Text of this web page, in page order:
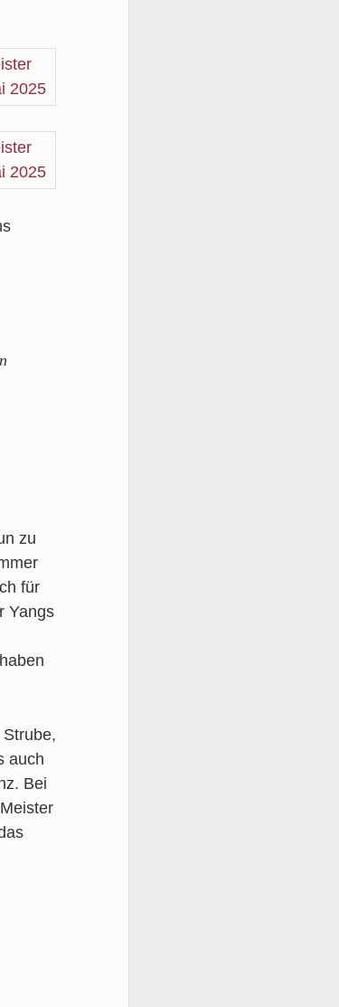
zu
für
Yangs
auch
Bei